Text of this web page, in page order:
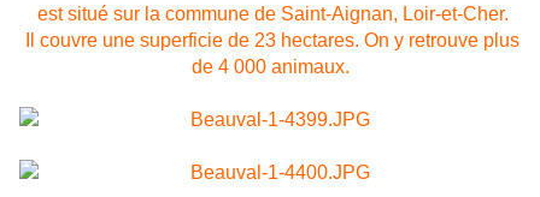
est situé sur la commune de Saint-Aignan, Loir-et-Cher.
Il couvre une superficie de 23 hectares. On y retrouve plus
de 4 000 animaux.